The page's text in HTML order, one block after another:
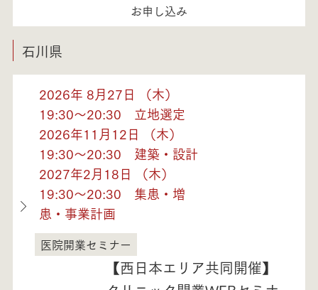
お申し込み
石川県
2026年 8月27日 （木）
19:30～20:30 立地選定
2026年11月12日 （木）
19:30～20:30 建築・設計
2027年2月18日 （木）
19:30～20:30 集患・増
患・事業計画
石川県
医院開業セミナー
【西日本エリア共同開催】